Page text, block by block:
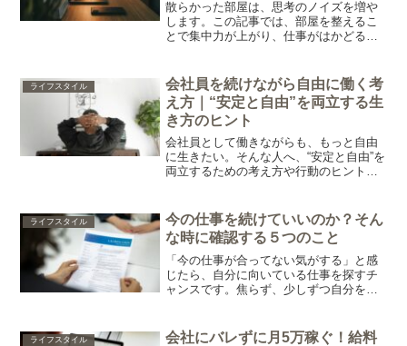
散らかった部屋は、思考のノイズを増や
します。この記事では、部屋を整えるこ
とで集中力が上がり、仕事がはかどる理
ライフスタイル
会社員を続けながら自由に働く考
え方｜“安定と自由”を両立する生
き方のヒント
会社員として働きながらも、もっと自由
に生きたい。そんな人へ、“安定と自由”を
両立するための考え方や行動のヒントを
す。
ライフスタイル
今の仕事を続けていいのか？そん
な時に確認する５つのこと
「今の仕事が合ってない気がする」と感
じたら、自分に向いている仕事を探すチ
ャンスです。焦らず、少しずつ自分を知
ライフスタイル
会社にバレずに月5万稼ぐ！給料